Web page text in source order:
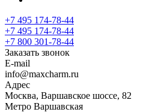
+7 495 174-78-44
+7 495 174-78-44
+7 800 301-78-44
Заказать звонок
E-mail
info@maxcharm.ru
Адрес
Москва, Варшавское шоссе, 82
Метро Варшавская